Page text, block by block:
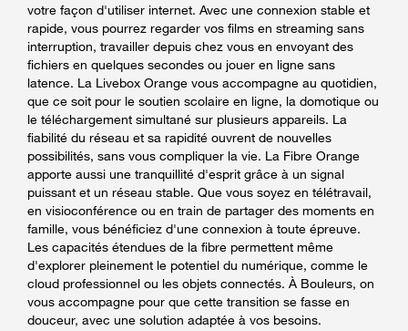
votre façon d'utiliser internet. Avec une connexion stable et
rapide, vous pourrez regarder vos films en streaming sans
interruption, travailler depuis chez vous en envoyant des
fichiers en quelques secondes ou jouer en ligne sans
latence. La Livebox Orange vous accompagne au quotidien,
que ce soit pour le soutien scolaire en ligne, la domotique ou
le téléchargement simultané sur plusieurs appareils. La
fiabilité du réseau et sa rapidité ouvrent de nouvelles
possibilités, sans vous compliquer la vie. La Fibre Orange
apporte aussi une tranquillité d'esprit grâce à un signal
puissant et un réseau stable. Que vous soyez en télétravail,
en visioconférence ou en train de partager des moments en
famille, vous bénéficiez d'une connexion à toute épreuve.
Les capacités étendues de la fibre permettent même
d'explorer pleinement le potentiel du numérique, comme le
cloud professionnel ou les objets connectés. À Bouleurs, on
vous accompagne pour que cette transition se fasse en
douceur, avec une solution adaptée à vos besoins.